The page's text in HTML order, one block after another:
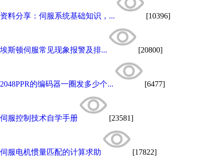
资料分享：伺服系统基础知识，... [10396]
埃斯顿伺服常见现象报警及排... [20800]
2048PPR的编码器一圈发多少个... [6477]
伺服控制技术自学手册 [23581]
伺服电机惯量匹配的计算求助 [17822]